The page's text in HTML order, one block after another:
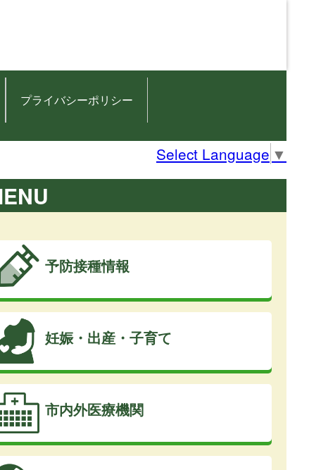
プライバシーポリシー
Select Language ▼
予防接種情報
妊娠・出産・子育て
市内外医療機関